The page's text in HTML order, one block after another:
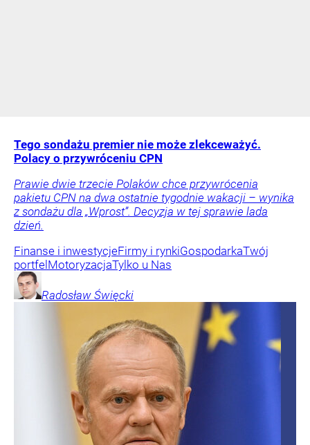
Tego sondażu premier nie może zlekceważyć.
Polacy o przywróceniu CPN
Prawie dwie trzecie Polaków chce przywrócenia
pakietu CPN na dwa ostatnie tygodnie wakacji – wynika
z sondażu dla „Wprost”. Decyzja w tej sprawie lada
dzień.
Finanse i inwestycjeFirmy i rynkiGospodarkaTwój
portfel MotoryzacjaTylko u Nas
Radosław Święcki